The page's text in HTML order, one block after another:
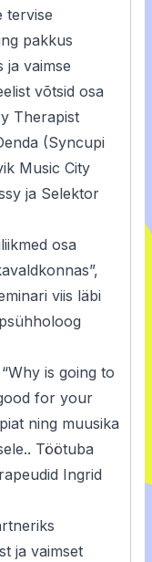
tervise
pakkus
ja vaimse
võtsid osa
Therapist
(Syncupi
Music City
ja Selektor
osa
”,
viis läbi
is going to
for your
ning muusika
Töötuba
Ingrid
ja vaimset